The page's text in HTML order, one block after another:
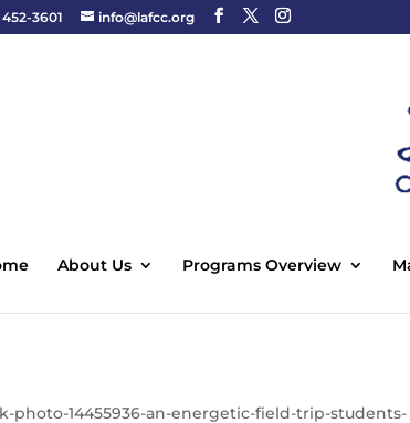
452-3601 info@lafcc.org
About Us Programs Overview